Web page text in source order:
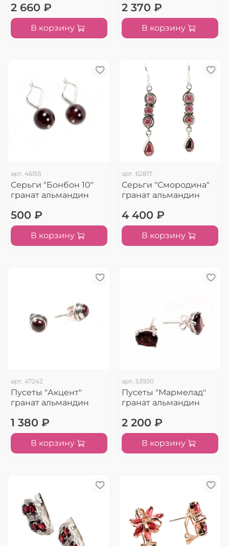
2 660 ₽
В корзину
2 370 ₽
В корзину
арт. 46155
Серьги "Бонбон 10"
гранат альмандин
500 ₽
В корзину
арт. 62817
Серьги "Смородина"
гранат альмандин
4 400 ₽
В корзину
арт. 47242
Пусеты "Акцент"
гранат альмандин
1 380 ₽
В корзину
арт. 53930
Пусеты "Мармелад"
гранат альмандин
2 200 ₽
В корзину